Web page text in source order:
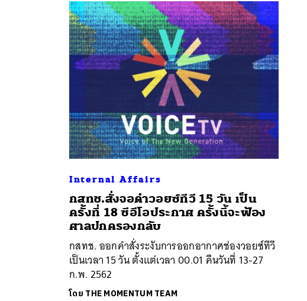
Internal Affairs
กสทช.สั่งจอดำวอยซ์ทีวี 15 วัน เป็น
ครั้งที่ 18 ซีอีโอประกาศ ครั้งนี้จะฟ้อง
ศาลปกครองกลับ
กสทช. ออกคำสั่งระงับการออกอากาศช่องวอยซ์ทีวี
เป็นเวลา 15 วัน ตั้งแต่เวลา 00.01 คืนวันที่ 13-27
ก.พ. 2562
โดย THE MOMENTUM TEAM